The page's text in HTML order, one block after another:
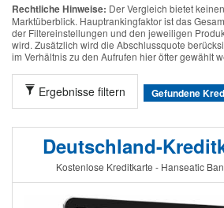
Rechtliche Hinweise: Der Vergleich bietet
Marktüberblick. Hauptrankingfaktor ist das
der Filtereinstellungen und den jeweiligen
wird. Zusätzlich wird die Abschlussquote
im Verhältnis zu den Aufrufen hier öfter gewählt
Ergebnisse filtern Gefundene
Deutschland-
Kostenlose Kreditkarte - Hanseatic